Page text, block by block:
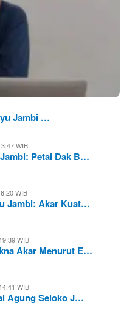
Jambi …
WIB
Petai Dak B…
WIB
Jambi: Akar Kuat…
WIB
Akar Menurut E…
WIB
Agung Seloko J…